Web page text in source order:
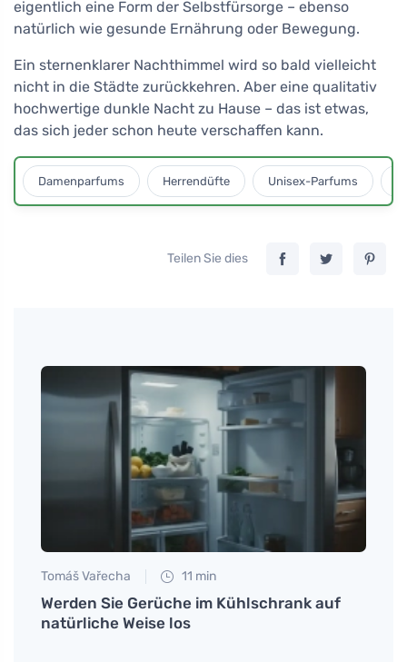
eigentlich eine Form der Selbstfürsorge – ebenso
natürlich wie gesunde Ernährung oder Bewegung.
Ein sternenklarer Nachthimmel wird so bald vielleicht
nicht in die Städte zurückkehren. Aber eine qualitativ
hochwertige dunkle Nacht zu Hause – das ist etwas,
das sich jeder schon heute verschaffen kann.
Damenparfums Herrendüfte Unisex-Parfums
Teilen Sie dies
Tomáš Vařecha 11 min
Werden Sie Gerüche im Kühlschrank auf
natürliche Weise los